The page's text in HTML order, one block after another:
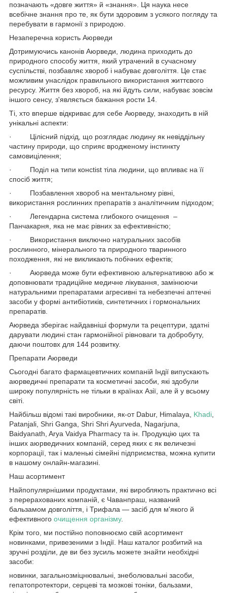
позначають «довге життя» й «знання». Ця наука несе
всебічне знання про те, як бути здоровим з усякого погляду та
перебувати в гармонії з природою.
Незаперечна користь Аюрведи
Дотримуючись канонів Аюрведи, людина приходить до
природного способу життя, який утрачений в сучасному
суспільстві, позбавляє хвороб і набуває довголіття. Це стає
можливим унаслідок правильного використання життєвого
ресурсу. Життя без хвороб, на які йдуть сили, набуває зовсім
іншого сенсу, з'являється бажання рости 14.
Ті, хто вперше відкриває для себе Аюрведу, знаходить в ній
унікальні аспекти:
· Цілісний підхід, що розглядає людину як невіддільну
частину природи, що сприяє вродженому інстинкту
самовицілення;
· Поділ на типи консtist тіла людини, що впливає на її
спосіб життя;
· Позбавлення хвороб на ментальному рівні,
використання рослинних препаратів з аналітичним підходом;
· Легендарна система глибокого очищення –
Панчакарня, яка не має рівних за ефективністю;
· Використання виключно натуральних засобів
рослинного, мінерального та природного тваринного
походження, які не викликають побічних ефектів;
· Аюрведа може бути ефективною альтернативою або ж
доповнювати традиційне медичне лікування, замінюючи
натуральними препаратами агресивні та небезпечні аптечні
засоби у формі антибіотиків, синтетичних і гормональних
препаратів.
Аюрведа зберігає найдавніші формули та рецептури, здатні
дарувати людині стан гармонійної рівноваги та добробуту,
даючи поштовх для 144 розвитку.
Препарати Аюрведи
Сьогодні багато фармацевтичних компаній Індії випускають
аюрведичні препарати та косметичні засоби, які здобули
широку популярність не тільки в країнах Азії, але й у всьому
світі.
Найбільш відомі такі виробники, як-от Dabur, Himalaya, Khadi,
Patanjali, Shri Ganga, Shri Shri Ayurveda, Nagarjuna,
Baidyanath, Arya Vaidya Pharmacy та ін. Продукцію цих та
інших аюрведичних компаній, серед яких є як величезні
корпорації, так і маленькі сімейні підприємства, можна купити
в нашому онлайн-магазині.
Наш асортимент
Найпопулярнішими продуктами, які виробляють практично всі
з перерахованих компаній, є Чаванпраш, названий
бальзамом довголіття, і Трифала — засіб для м'якого й
ефективного очищення організму.
Крім того, ми постійно поповнюємо свій асортимент
новинками, привезеними з Індії. Наш каталог розбитий на
зручні розділи, де ви без зусиль можете знайти необхідні
засоби:
новинки, загальнозміцнювальні, знеболювальні засоби,
гепатопротектори, серцеві та мозкові тоніки, бальзами,